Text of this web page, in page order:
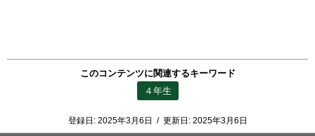
このコンテンツに関連するキーワード
４年生
登録日: 2025年3月6日 / 更新日: 2025年3月6日